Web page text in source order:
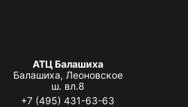
АТЦ Балашиха
Балашиха, Леоновское
ш. вл.8
+7 (495) 431-63-63